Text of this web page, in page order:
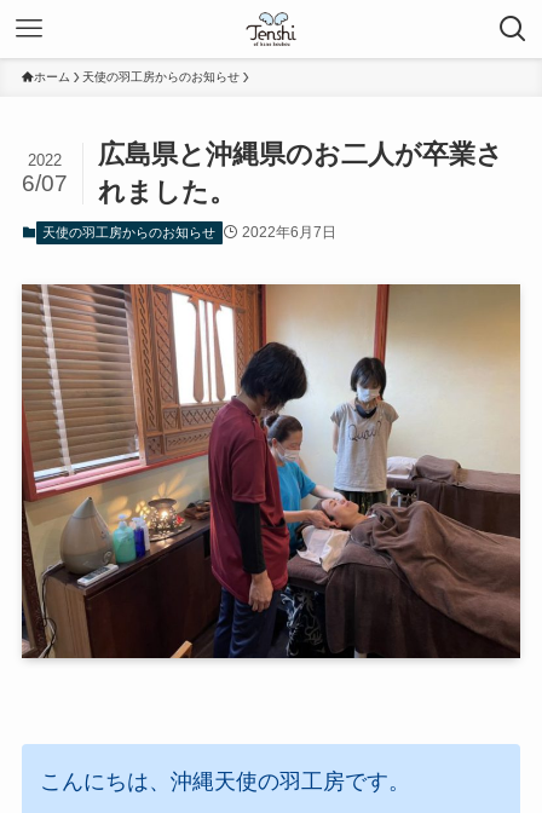
ホーム 天使の羽工房からのお知らせ
広島県と沖縄県のお二人が卒業さ
れました。
2022
6/07
天使の羽工房からのお知らせ 2022年6月7日
こんにちは、沖縄天使の羽工房です。